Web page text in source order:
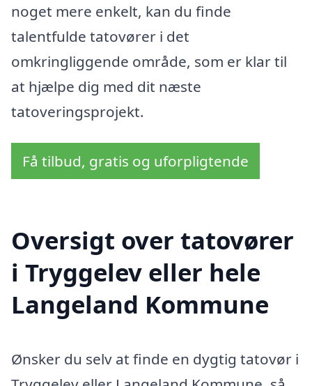
noget mere enkelt, kan du finde
talentfulde tatovører i det
omkringliggende område, som er klar til
at hjælpe dig med dit næste
tatoveringsprojekt.
Få tilbud, gratis og uforpligtende
Oversigt over tatovører
i Tryggelev eller hele
Langeland Kommune
Ønsker du selv at finde en dygtig tatovør i